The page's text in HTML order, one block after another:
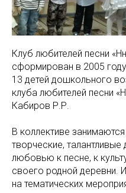
Клуб любителей песни
сформирован в 2005
13 детей дошкольного
клуба любителей песни
Кабиров Р.Р.
В коллективе
творческие,
любовью к песне, к
своего родной деревни.
на тематических